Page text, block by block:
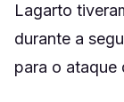
Lagarto
durante a
para o ataque